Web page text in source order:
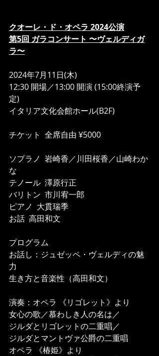
クオーレ・ド・オペラ 2024公演
第5回 ガラコンサート 〜ヴェルディガ
ラ〜
2024年7月11日(木)
12:30 開場／13:00 開演 (15:00終演予
定)
イタリア文化会館ホール(B2F)
チケット  全席自由 ¥5000
ソプラノ  岩崎香／川田桜香／山崎わか
な
テノール  澤原行正
バリトン  市川宥一郎
ピアノ  大貫瑞季
お話  高田和文
プログラム
お話し：ジュゼッペ・ヴェルディの魅
力
生き方と音楽性（高田和文）
演奏：オペラ 《リゴレット》より
女心の歌／慕わしき人の名は／
ジルダとリゴレットの二重唱／
ジルダとマントヴァ公爵の二重唱
オペラ 《椿姫》より